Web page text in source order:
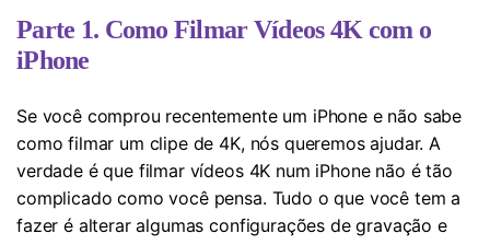
Parte 1. Como Filmar Vídeos 4K com o
iPhone
Se você comprou recentemente um iPhone e não sabe
como filmar um clipe de 4K, nós queremos ajudar. A
verdade é que filmar vídeos 4K num iPhone não é tão
complicado como você pensa. Tudo o que você tem a
fazer é alterar algumas configurações de gravação e